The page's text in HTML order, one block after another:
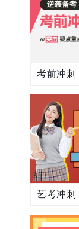
考前冲刺